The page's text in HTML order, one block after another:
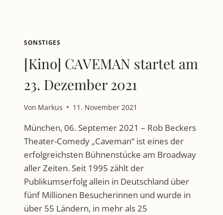
SONSTIGES
[Kino] CAVEMAN startet am
23. Dezember 2021
Von Markus 11. November 2021
München, 06. Septemer 2021 – Rob Beckers
Theater-Comedy „Caveman“ ist eines der
erfolgreichsten Bühnenstücke am Broadway
aller Zeiten. Seit 1995 zählt der
Publikumserfolg allein in Deutschland über
fünf Millionen Besucherinnen und wurde in
über 55 Ländern, in mehr als 25